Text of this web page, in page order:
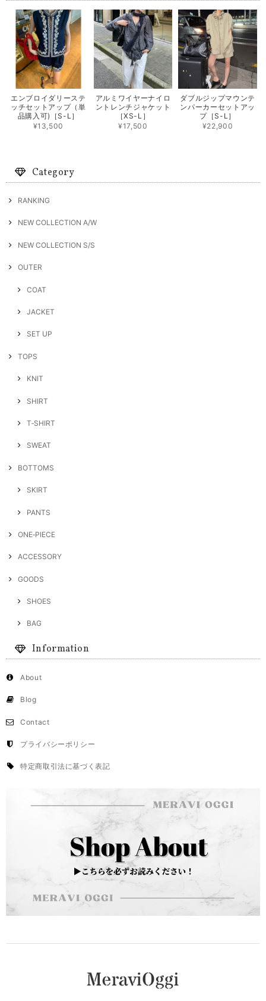
エンブロイダリーステ
ッチセットアップ（単
品購入可)［S-L］
¥13,500
アルミワイヤーナイロ
ントレンチジャケット
［XS-L］
¥17,500
ダブルジップマウンテ
ンパーカーセットアッ
プ［S-L］
¥22,900
Category
RANKING
NEW COLLECTION A/W
NEW COLLECTION S/S
OUTER
COAT
JACKET
SET UP
TOPS
KNIT
SHIRT
T‐SHIRT
SWEAT
BOTTOMS
SKIRT
PANTS
ONE‐PIECE
ACCESSORY
GOODS
SHOES
BAG
Information
About
Blog
Contact
プライバシーポリシー
特定商取引法に基づく表記